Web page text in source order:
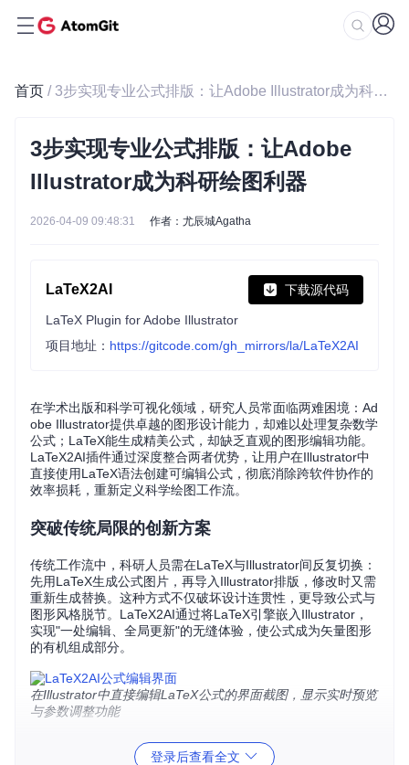
首页 / 3步实现专业公式排版：让Adobe Illustrator成为科研绘图利器
3步实现专业公式排版：让Adobe
Illustrator成为科研绘图利器
2026-04-09 09:48:31 作者：尤辰城Agatha
LaTeX2AI 下载源代码
LaTeX Plugin for Adobe Illustrator
项目地址： https://gitcode.com/gh_mirrors/la/LaTeX2AI
在学术出版和科学可视化领域，研究人员常面临两难困境：Ad
obe Illustrator提供卓越的图形设计能力，却难以处理复杂数学
公式；LaTeX能生成精美公式，却缺乏直观的图形编辑功能。
LaTeX2AI插件通过深度整合两者优势，让用户在Illustrator中
直接使用LaTeX语法创建可编辑公式，彻底消除跨软件协作的
效率损耗，重新定义科学绘图工作流。
突破传统局限的创新方案
传统工作流中，科研人员需在LaTeX与Illustrator间反复切换：
先用LaTeX生成公式图片，再导入Illustrator排版，修改时又需
重新生成替换。这种方式不仅破坏设计连贯性，更导致公式与
图形风格脱节。LaTeX2AI通过将LaTeX引擎嵌入Illustrator，
实现"一处编辑、全局更新"的无缝体验，使公式成为矢量图形
的有机组成部分。
在Illustrator中直接编辑LaTeX公式的界面截图，显示实时预览
与参数调整功能
四大核心能力重塑工作流
登录后查看全文